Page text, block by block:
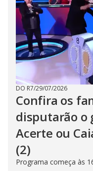
DO R7/29/07/2026
Confira os
disputarão o
Acerte ou
(2)
Programa começa às